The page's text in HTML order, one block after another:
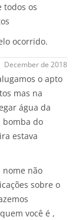
todos os
ocorrido.
December de 2018
o apto
mas na
água da
bomba do
estava
nome não
sobre o
você é ,